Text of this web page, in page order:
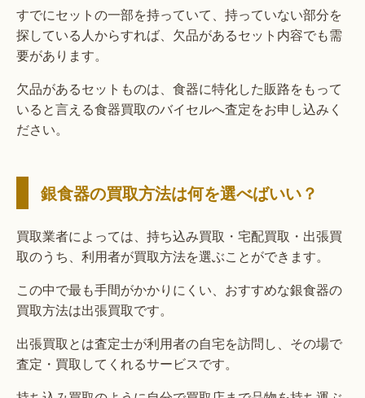
すでにセットの一部を持っていて、持っていない部分を
探している人からすれば、欠品があるセット内容でも需
要があります。
欠品があるセットものは、食器に特化した販路をもって
いると言える食器買取のバイセルへ査定をお申し込みく
ださい。
銀食器の買取方法は何を選べばいい？
買取業者によっては、持ち込み買取・宅配買取・出張買
取のうち、利用者が買取方法を選ぶことができます。
この中で最も手間がかかりにくい、おすすめな銀食器の
買取方法は出張買取です。
出張買取とは査定士が利用者の自宅を訪問し、その場で
査定・買取してくれるサービスです。